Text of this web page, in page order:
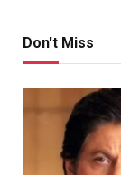
Don't Miss